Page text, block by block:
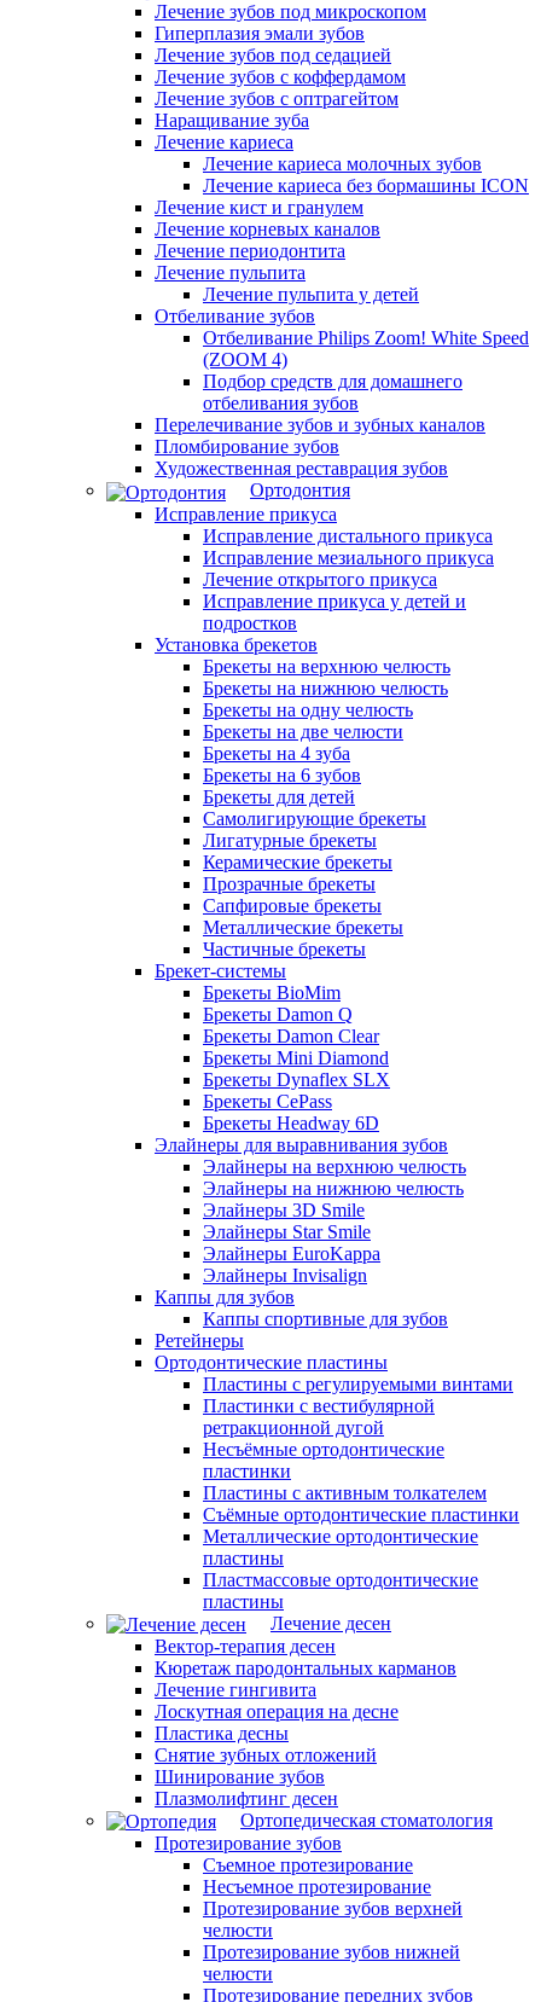
Лечение зубов под микроскопом
Гиперплазия эмали зубов
Лечение зубов под седацией
Лечение зубов с коффердамом
Лечение зубов с оптрагейтом
Наращивание зуба
Лечение кариеса
Лечение кариеса молочных зубов
Лечение кариеса без бормашины ICON
Лечение кист и гранулем
Лечение корневых каналов
Лечение периодонтита
Лечение пульпита
Лечение пульпита у детей
Отбеливание зубов
Отбеливание Philips Zoom! White Speed
(ZOOM 4)
Подбор средств для домашнего
отбеливания зубов
Перелечивание зубов и зубных каналов
Пломбирование зубов
Художественная реставрация зубов
Ортодонтия
Исправление прикуса
Исправление дистального прикуса
Исправление мезиального прикуса
Лечение открытого прикуса
Исправление прикуса у детей и
подростков
Установка брекетов
Брекеты на верхнюю челюсть
Брекеты на нижнюю челюсть
Брекеты на одну челюсть
Брекеты на две челюсти
Брекеты на 4 зуба
Брекеты на 6 зубов
Брекеты для детей
Самолигирующие брекеты
Лигатурные брекеты
Керамические брекеты
Прозрачные брекеты
Сапфировые брекеты
Металлические брекеты
Частичные брекеты
Брекет-системы
Брекеты BioMim
Брекеты Damon Q
Брекеты Damon Clear
Брекеты Mini Diamond
Брекеты Dynaflex SLX
Брекеты CePass
Брекеты Headway 6D
Элайнеры для выравнивания зубов
Элайнеры на верхнюю челюсть
Элайнеры на нижнюю челюсть
Элайнеры 3D Smile
Элайнеры Star Smile
Элайнеры EuroKappa
Элайнеры Invisalign
Каппы для зубов
Каппы спортивные для зубов
Ретейнеры
Ортодонтические пластины
Пластины с регулируемыми винтами
Пластинки с вестибулярной
ретракционной дугой
Несъёмные ортодонтические
пластинки
Пластины с активным толкателем
Съёмные ортодонтические пластинки
Металлические ортодонтические
пластины
Пластмассовые ортодонтические
пластины
Лечение десен
Вектор-терапия десен
Кюретаж пародонтальных карманов
Лечение гингивита
Лоскутная операция на десне
Пластика десны
Снятие зубных отложений
Шинирование зубов
Плазмолифтинг десен
Ортопедическая стоматология
Протезирование зубов
Съемное протезирование
Несъемное протезирование
Протезирование зубов верхней
челюсти
Протезирование зубов нижней
челюсти
Протезирование передних зубов